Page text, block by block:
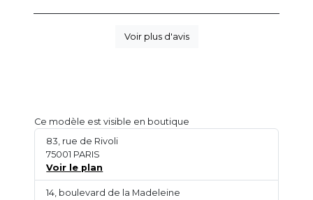
Voir plus d'avis
Ce modèle est visible en boutique
83, rue de Rivoli
75001 PARIS
Voir le plan
14, boulevard de la Madeleine